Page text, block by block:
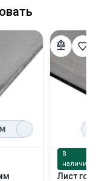
В
наличии
Лист